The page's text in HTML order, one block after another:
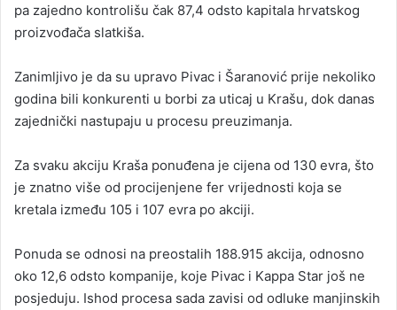
pa zajedno kontrolišu čak 87,4 odsto kapitala hrvatskog
proizvođača slatkiša.
Zanimljivo je da su upravo Pivac i Šaranović prije nekoliko
godina bili konkurenti u borbi za uticaj u Krašu, dok danas
zajednički nastupaju u procesu preuzimanja.
Za svaku akciju Kraša ponuđena je cijena od 130 evra, što
je znatno više od procijenjene fer vrijednosti koja se
kretala između 105 i 107 evra po akciji.
Ponuda se odnosi na preostalih 188.915 akcija, odnosno
oko 12,6 odsto kompanije, koje Pivac i Kappa Star još ne
posjeduju. Ishod procesa sada zavisi od odluke manjinskih